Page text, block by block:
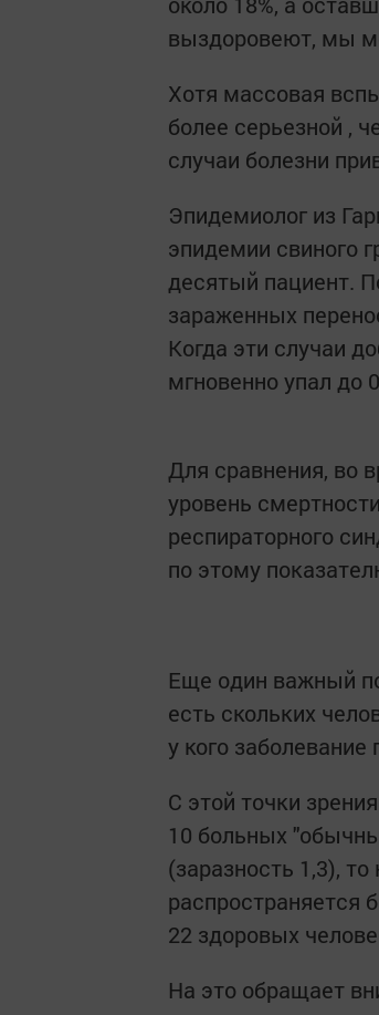
выздоровеют, мы
Хотя массовая
более серьезной ,
случаи болезни
Эпидемиолог из
эпидемии свиного
десятый пациент.
зараженных
Когда эти случаи
мгновенно упал до
Для сравнения, во
уровень
респираторного
по этому
Еще один важный
есть скольких
у кого
С этой точки
10 больных
(заразность 1,3),
распространяется
22 здоровых
На это обращает